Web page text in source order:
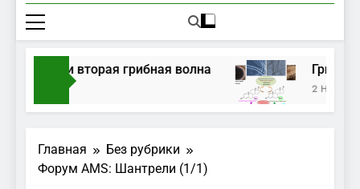
2026 и вторая грибная волна
2 Недели
Главная
Без рубрики
Форум AMS: Шантрели (1/1)